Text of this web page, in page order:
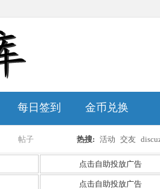
每日签到 金币兑换
帖子
搜
热搜: 活动 交友
点击自助投放广告
点击自助投放广告